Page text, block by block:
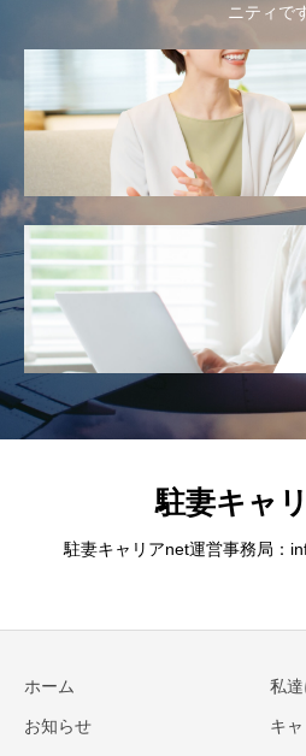
ニティで
駐妻キャ
駐妻キャリアnet運営事務局：
ホーム 私
お知らせ キ